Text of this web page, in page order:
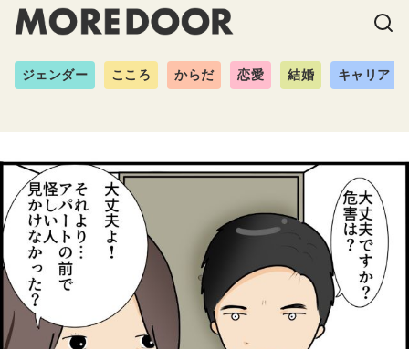
ジェンダー こころ からだ 恋愛 結婚 キャリア